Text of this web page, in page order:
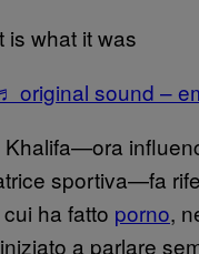
is what it was
original sound –
Khalifa—ora
sportiva—fa
ha fatto porno,
a parlare